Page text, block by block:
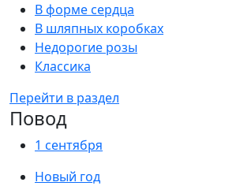
В форме сердца
В шляпных коробках
Недорогие розы
Классика
Перейти в раздел
Повод
1 сентября
Новый год